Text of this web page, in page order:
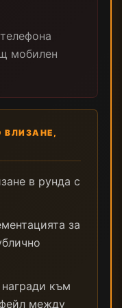
мобилен
ВЛИЗАНЕ,
в рунда с
за
към
между